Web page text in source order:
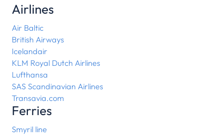
Airlines
Air Baltic
British Airways
Icelandair
KLM Royal Dutch Airlines
Lufthansa
SAS Scandinavian Airlines
Transavia.com
Ferries
Smyril line